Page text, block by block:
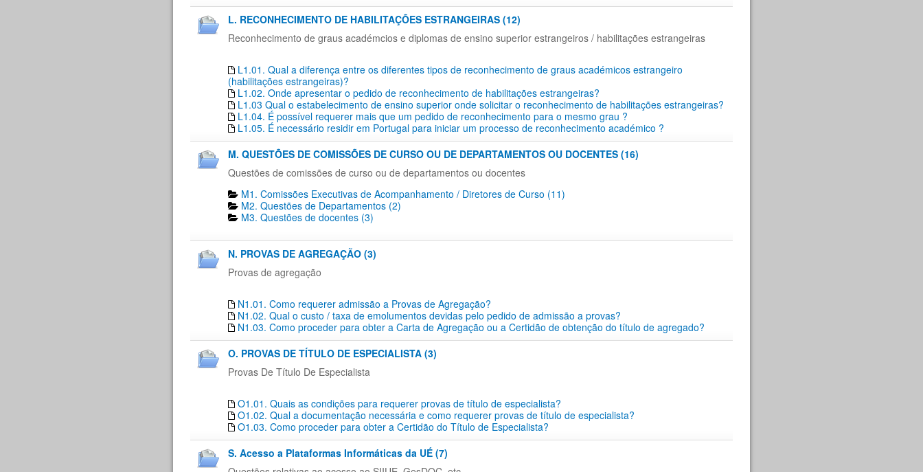
L. RECONHECIMENTO DE HABILITAÇÕES ESTRANGEIRAS (12)
Reconhecimento de graus académcios e diplomas de ensino superior estrangeiros / habilitações estrangeiras
L1.01. Qual a diferença entre os diferentes tipos de reconhecimento de graus académicos estrangeiro
(habilitações estrangeiras)?
L1.02. Onde apresentar o pedido de reconhecimento de habilitações estrangeiras?
L1.03 Qual o estabelecimento de ensino superior onde solicitar o reconhecimento de habilitações estrangeiras?
L1.04. É possível requerer mais que um pedido de reconhecimento para o mesmo grau ?
L1.05. É necessário residir em Portugal para iniciar um processo de reconhecimento académico ?
M. QUESTÕES DE COMISSÕES DE CURSO OU DE DEPARTAMENTOS OU DOCENTES (16)
Questões de comissões de curso ou de departamentos ou docentes
M1. Comissões Executivas de Acompanhamento / Diretores de Curso (11)
M2. Questões de Departamentos​ (2)
M3. Questões de docentes​ (3)
N. PROVAS DE AGREGAÇÃO (3)
Provas de agregação
N1.01. Como requerer admissão a Provas de Agregação?
N1.02. Qual o custo / taxa de emolumentos devidas pelo pedido de admissão a provas?
N1.03. Como proceder para obter a Carta de Agregação ou a Certidão de obtenção do título de agregado?
O. PROVAS DE TÍTULO DE ESPECIALISTA (3)
Provas De Título De Especialista
O1.01. Quais as condições para requerer provas de título de especialista?
O1.02. Qual a documentação necessária e como requerer provas de título de especialista?
O1.03. Como proceder para obter a Certidão do Título de Especialista?
S. Acesso a Plataformas Informáticas da UÉ (7)